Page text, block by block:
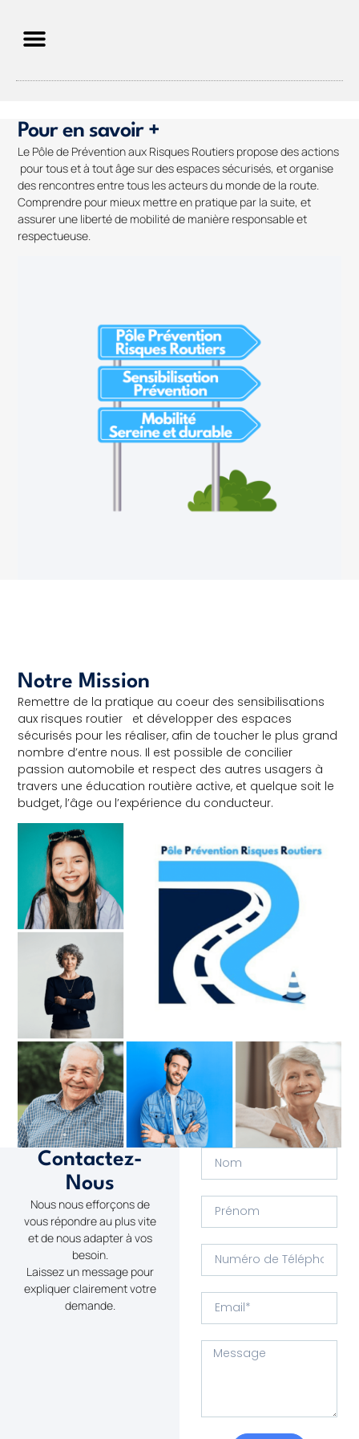
Pour en savoir +
Le Pôle de Prévention aux Risques Routiers propose des actions
pour tous et à tout âge sur des espaces sécurisés, et organise
des rencontres entre tous les acteurs du monde de la route.
Comprendre pour mieux mettre en pratique par la suite, et
assurer une liberté de mobilité de manière responsable et
respectueuse.
Notre Mission
Remettre de la pratique au coeur des sensibilisations
aux risques routier et développer des espaces
sécurisés pour les réaliser, afin de toucher le plus grand
nombre d’entre nous. Il est possible de concilier
passion automobile et respect des autres usagers à
travers une éducation routière active, et quelque soit le
budget, l’âge ou l’expérience du conducteur.
Contactez-
Nous
Nous nous efforçons de
vous répondre au plus vite
et de nous adapter à vos
besoin.
Laissez un message pour
expliquer clairement votre
demande.